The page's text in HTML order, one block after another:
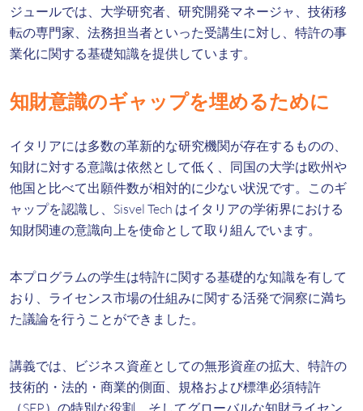
ジュールでは、大学研究者、研究開発マネージャ、技術移
転の専門家、法務担当者といった受講生に対し、特許の事
業化に関する基礎知識を提供しています。
知財意識のギャップを埋めるために
イタリアには多数の革新的な研究機関が存在するものの、
知財に対する意識は依然として低く、同国の大学は欧州や
他国と比べて出願件数が相対的に少ない状況です。このギ
ャップを認識し、Sisvel Tech はイタリアの学術界における
知財関連の意識向上を使命として取り組んでいます。
本プログラムの学生は特許に関する基礎的な知識を有して
おり、ライセンス市場の仕組みに関する活発で洞察に満ち
た議論を行うことができました。
講義では、ビジネス資産としての無形資産の拡大、特許の
技術的・法的・商業的側面、規格および標準必須特許